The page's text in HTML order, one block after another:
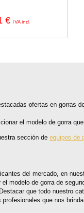
€ IVA incl.
ofertas en gorras
el modelo de gorra
sección de equipos de
del mercado, en
modelo de gorra de
que todo nuestro
que nos